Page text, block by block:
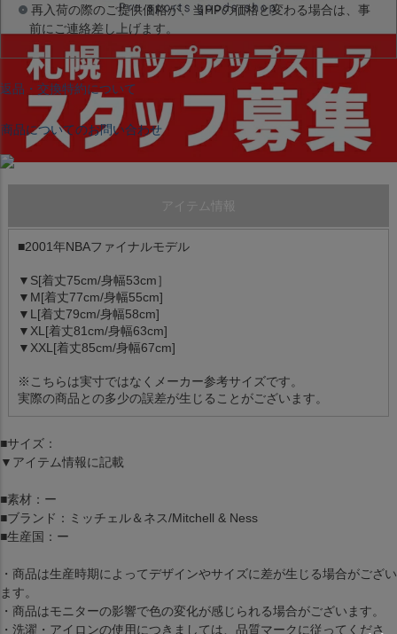
再入荷の際のご提供価格が、当HPの価格と変わる場合は、事
前にご連絡差し上げます。
返品・交換特約について
商品についてのお問い合わせ
アイテム情報
■2001年NBAファイナルモデル
▼S[着丈75cm/身幅53cm］
▼M[着丈77cm/身幅55cm]
▼L[着丈79cm/身幅58cm]
▼XL[着丈81cm/身幅63cm]
▼XXL[着丈85cm/身幅67cm]
※こちらは実寸ではなくメーカー参考サイズです。
実際の商品との多少の誤差が生じることがございます。
■サイズ：
▼アイテム情報に記載
■素材：ー
■ブランド：ミッチェル＆ネス/Mitchell & Ness
■生産国：ー
・商品は生産時期によってデザインやサイズに差が生じる場合がござい
ます。
・商品はモニターの影響で色の変化が感じられる場合がございます。
・洗濯・アイロンの使用につきましては、品質マークに従ってくださ